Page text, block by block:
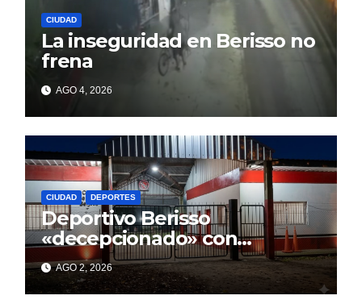
CIUDAD
La inseguridad en Berisso no
frena
AGO 4, 2026
CIUDAD DEPORTES
Deportivo Berisso
«decepcionado» con
Cagliardi y sus promesas
incumplidas
AGO 2, 2026